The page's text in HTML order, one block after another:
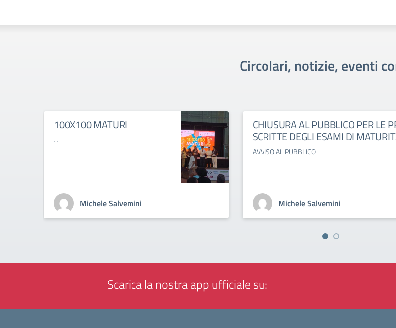
Circolari, notizie, eventi
100X100 MATURI
...
Michele Salvemini
CHIUSURA AL PUBBLICO PER LE
SCRITTE DEGLI ESAMI DI
AVVISO AL PUBBLICO
Michele Salvemini
Scarica la nostra app ufficiale su: